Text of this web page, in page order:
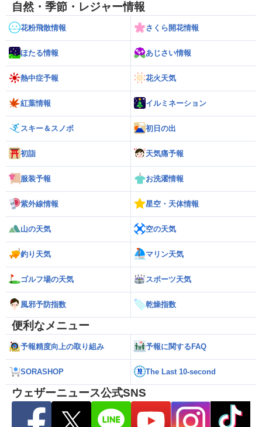
自然・季節・レジャー情報
花粉飛散情報 さくら開花情報
ほたる情報 あじさい情報
熱中症予報 花火天気
紅葉情報 イルミネーション
スキー＆スノボ 初日の出
初詣 天気痛予報
服装予報 お洗濯情報
紫外線情報 星空・天体情報
山の天気 空の天気
釣り天気 マリン天気
ゴルフ場の天気 スポーツ天気
風邪予防指数 乾燥指数
便利なメニュー
予報精度向上の取り組み 予報に関するFAQ
SORASHOP The Last 10-second
ウェザーニュース公式SNS